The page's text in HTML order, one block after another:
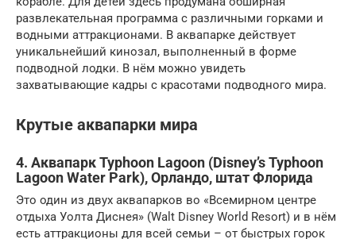
развлекательная программа с различными горками и
водными аттракционами. В аквапарке действует
уникальнейший кинозал, выполненный в форме
подводной лодки. В нём можно увидеть
захватывающие кадры с красотами подводного мира.
Крутые аквапарки мира
4. Аквапарк Typhoon Lagoon (Disney’s Typhoon
Lagoon Water Park), Орландо, штат Флорида
Это один из двух аквапарков во «Всемирном центре
отдыха Уолта Диснея» (Walt Disney World Resort) и в нём
есть аттракционы для всей семьи – от быстрых горок